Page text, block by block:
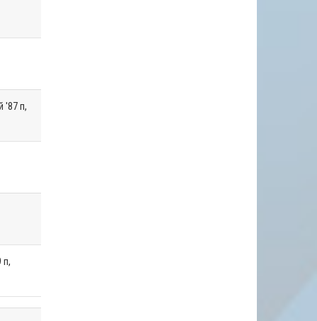
'87 п,
п,